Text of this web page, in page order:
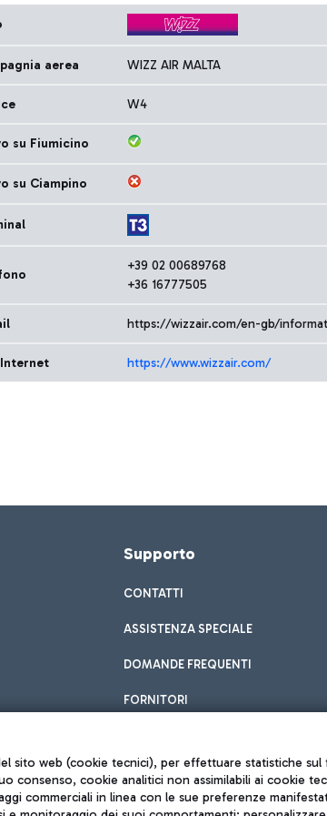
aerea WIZZ AIR MALTA
W4
su Fiumicino
su Ciampino
+39 02 00689768
+36 16777505
https://wizzair.com/en-gb/
https://www.wizzair.com/
Supporto
CONTATTI
ASSISTENZA SPECIALE
DOMANDE FREQUENTI
FORNITORI
sito web (cookie tecnici), per effettuare statistiche
consenso, cookie analitici non assimilabili ai cookie
commerciali in linea con le sue preferenze